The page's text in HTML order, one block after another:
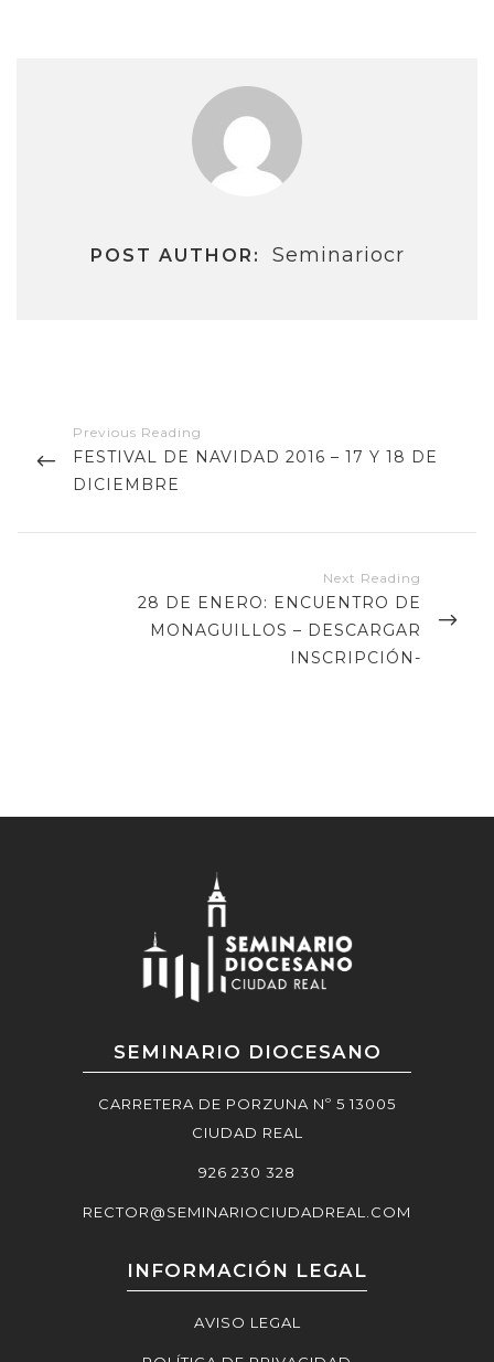
POST AUTHOR: Seminariocr
entradas
PREVIOUS
POST
FESTIVAL DE NAVIDAD 2016 – 17 Y 18 DE
DICIEMBRE
NEXT
POST
28 DE ENERO: ENCUENTRO DE
MONAGUILLOS – DESCARGAR
INSCRIPCIÓN-
SEMINARIO DIOCESANO
CARRETERA DE PORZUNA Nº 5 13005
CIUDAD REAL
926 230 328
RECTOR@SEMINARIOCIUDADREAL.COM
INFORMACIÓN LEGAL
AVISO LEGAL